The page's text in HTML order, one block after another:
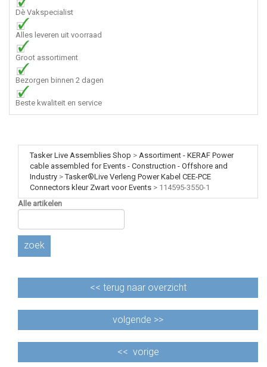
Dè Vakspecialist
Alles leveren uit voorraad
Groot assortiment
Bezorgen binnen 2 dagen
Beste kwaliteit en service
Tasker Live Assemblies Shop > Assortiment - KERAF Power
cable assembled for Events - Construction - Offshore and
Industry >Tasker®Live Verleng Power Kabel CEE-PCE
Connectors kleur Zwart voor Events > 114595-3550-1
Alle artikelen
zoek
<< terug naar overzicht
volgende >>
<< vorige